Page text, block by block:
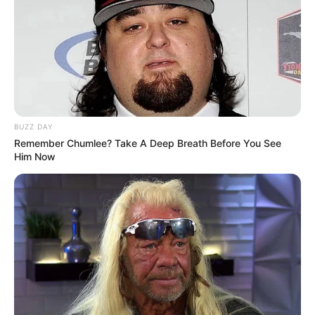
Ia bersama dengan grup barunya tersebut debut pada 10
November 2021 dengan album perdana berjudulThe Billage of
BUZZ DAY
Remember Chumlee? Take A Deep Breath Before You See
Him Now